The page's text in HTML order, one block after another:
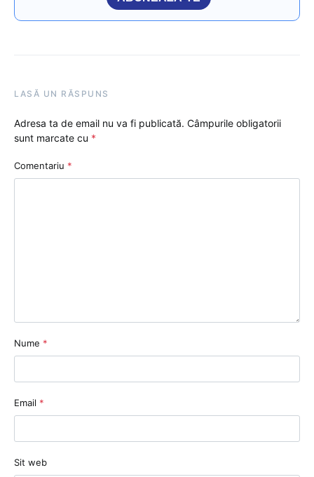
LASĂ UN RĂSPUNS
Adresa ta de email nu va fi publicată. Câmpurile obligatorii
sunt marcate cu *
Comentariu *
Nume *
Email *
Sit web